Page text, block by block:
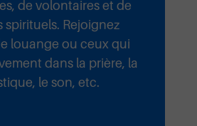
de volontaires et de
spirituels. Rejoignez
louange ou ceux qui
dans la prière, la
le son, etc.
Ta